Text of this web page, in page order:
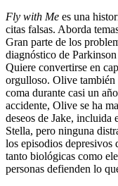
Fly with Me es una
citas falsas. Aborda
Gran parte de los
diagnóstico de
Quiere convertirse en
orgulloso. Olive también
coma durante casi un
accidente, Olive se ha
deseos de Jake, incluida
Stella, pero ninguna
los episodios
tanto biológicas como
personas defienden lo